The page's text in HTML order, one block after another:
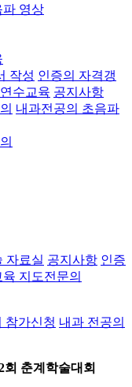
파 영상
작성 인증의 자격갱
수교육 공지사항
내과전공의 초음파
자료실 공지사항 인증
지도전문의
참가신청 내과 전공의
회 춘계학술대회